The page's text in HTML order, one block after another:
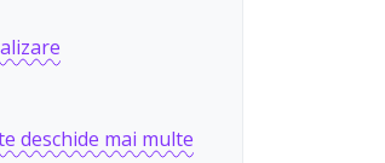
deschide mai multe